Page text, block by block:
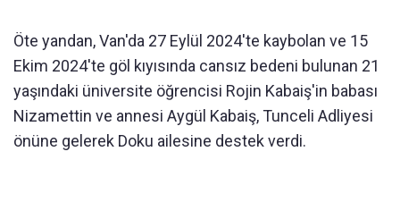
Öte yandan, Van'da 27 Eylül 2024'te kaybolan ve 15
Ekim 2024'te göl kıyısında cansız bedeni bulunan 21
yaşındaki üniversite öğrencisi Rojin Kabaiş'in babası
Nizamettin ve annesi Aygül Kabaiş, Tunceli Adliyesi
önüne gelerek Doku ailesine destek verdi.